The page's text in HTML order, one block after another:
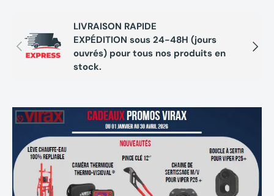
Poids : 0,210 kg
Précédent
LIVRAISON RAPIDE
EXPÉDITION sous 24-48H (jours
ouvrés) pour tous nos produits en
stock.